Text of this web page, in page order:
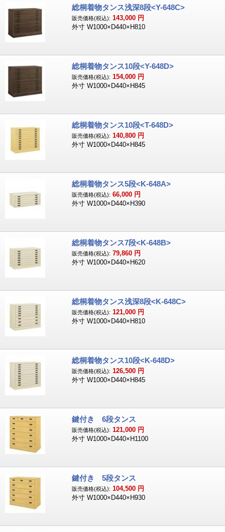
総桐着物タンス浅深8段<Y-648C>
販売価格(税込): 143,000 円
外寸 W1000×D440×H810
総桐着物タンス10段<Y-648D>
販売価格(税込): 154,000 円
外寸 W1000×D440×H845
総桐着物タンス10段<T-648D>
販売価格(税込): 140,800 円
外寸 W1000×D440×H845
総桐着物タンス5段<K-648A>
販売価格(税込): 66,000 円
外寸 W1000×D440×H390
総桐着物タンス7段<K-648B>
販売価格(税込): 79,860 円
外寸 W1000×D440×H620
総桐着物タンス浅深8段<K-648C>
販売価格(税込): 121,000 円
外寸 W1000×D440×H810
総桐着物タンス10段<K-648D>
販売価格(税込): 126,500 円
外寸 W1000×D440×H845
鍵付き 6段タンス
販売価格(税込): 121,000 円
外寸 W1000×D440×H1100
鍵付き 5段タンス
販売価格(税込): 104,500 円
外寸 W1000×D440×H930